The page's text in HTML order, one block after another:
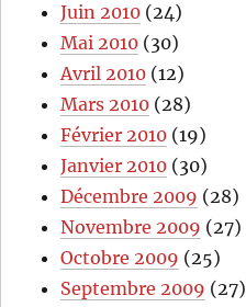
Juin 2010 (24)
Mai 2010 (30)
Avril 2010 (12)
Mars 2010 (28)
Février 2010 (19)
Janvier 2010 (30)
Décembre 2009 (28)
Novembre 2009 (27)
Octobre 2009 (25)
Septembre 2009 (27)